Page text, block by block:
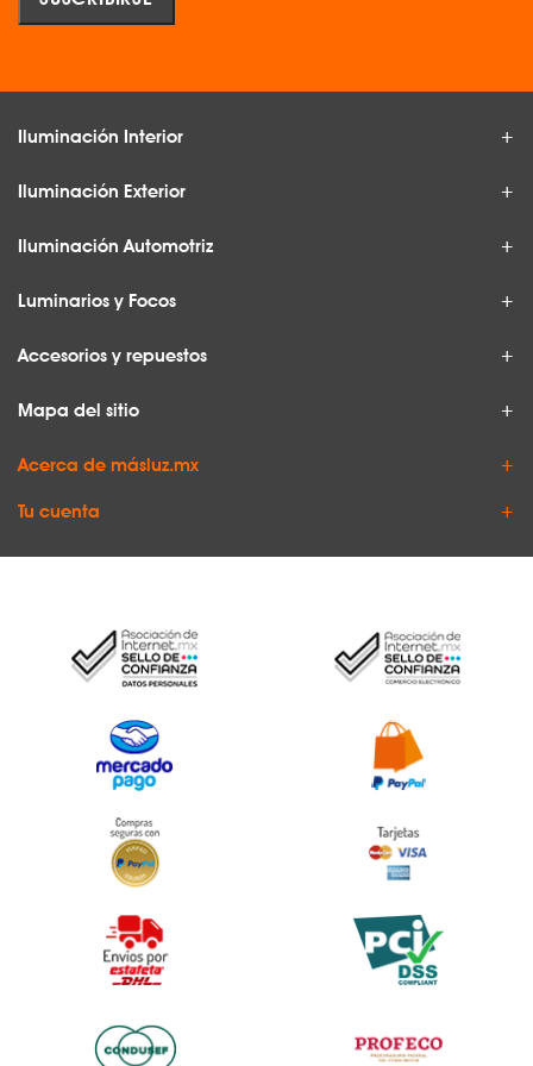
Iluminación Interior
Iluminación Exterior
Iluminación Automotriz
Luminarios y Focos
Accesorios y repuestos
Mapa del sitio
Acerca de másluz.mx
Tu cuenta